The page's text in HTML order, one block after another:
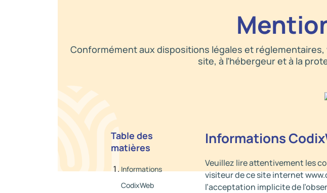
Conformément aux dispositions légales et
site, à l’hébergeur et à la
Table des
matières
Informations
CodixWeb
Informations
Veuillez lire attentivement les
visiteur de ce site internet
l’acceptation implicite de